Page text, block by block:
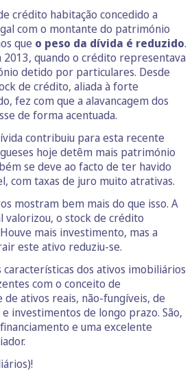
crédito habitação concedido a
com o montante do património
que o peso da dívida é reduzido.
quando o crédito representava
detido por particulares. Desde
de crédito, aliada à forte
fez com que a alavancagem dos
de forma acentuada.
contribuiu para esta recente
hoje detêm mais património
se deve ao facto de ter havido
com taxas de juro muito atrativas.
mostram bem mais do que isso. A
valorizou, o stock de crédito
mais investimento, mas a
este ativo reduziu-se.
características dos ativos imobiliários
com o conceito de
de ativos reais, não-fungíveis, de
investimentos de longo prazo. São,
e uma excelente